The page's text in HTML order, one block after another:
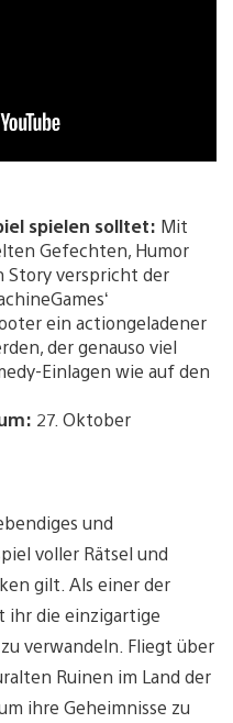
spielen solltet: Mit
Gefechten, Humor
Story verspricht der
ein actiongeladener
der genauso viel
Einlagen wie auf den
27. Oktober
und
voller Rätsel und
gilt. Als einer der
ihr die einzigartige
verwandeln. Fliegt über
Ruinen im Land der
ihre Geheimnisse zu